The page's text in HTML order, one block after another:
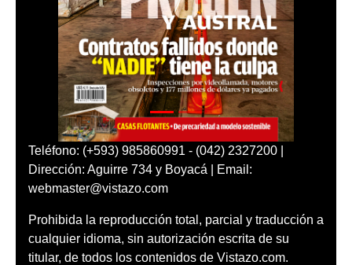
Teléfono: (+593) 985860991 - (042) 2327200 |
Dirección: Aguirre 734 y Boyacá | Email:
webmaster@vistazo.com
Prohibida la reproducción total, parcial y traducción a
cualquier idioma, sin autorización escrita de su
titular, de todos los contenidos de Vistazo.com.